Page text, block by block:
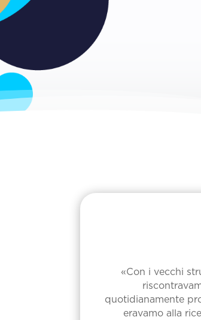
«Con i vecchi
quotidianamente
eravamo alla